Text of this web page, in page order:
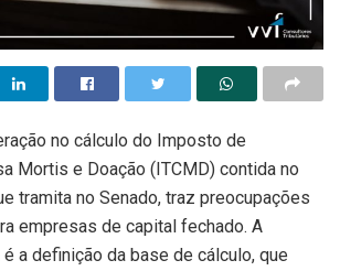
no cálculo do Imposto de
Mortis e Doação (ITCMD) contida no
tramita no Senado, traz preocupações
empresas de capital fechado. A
a definição da base de cálculo, que